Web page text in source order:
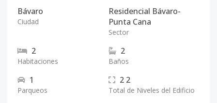
Bávaro
Ciudad
Residencial Bávaro-
Punta Cana
Sector
2
Habitaciones
2
Baños
1
Parqueos
2 2
Total de Niveles del Edificio